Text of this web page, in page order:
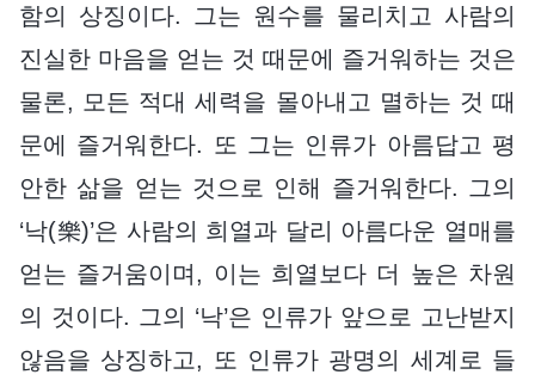
함의 상징이다. 그는 원수를 물리치고 사람의
진실한 마음을 얻는 것 때문에 즐거워하는 것은
물론, 모든 적대 세력을 몰아내고 멸하는 것 때
문에 즐거워한다. 또 그는 인류가 아름답고 평
안한 삶을 얻는 것으로 인해 즐거워한다. 그의
‘낙(樂)’은 사람의 희열과 달리 아름다운 열매를
얻는 즐거움이며, 이는 희열보다 더 높은 차원
의 것이다. 그의 ‘낙’은 인류가 앞으로 고난받지
않음을 상징하고, 또 인류가 광명의 세계로 들